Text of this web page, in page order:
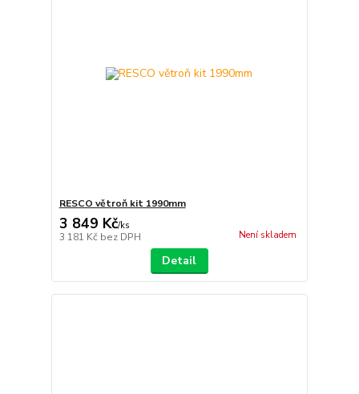
RESCO větroň kit 1990mm
3 849 Kč/ks
3 181 Kč bez DPH Není skladem
Detail